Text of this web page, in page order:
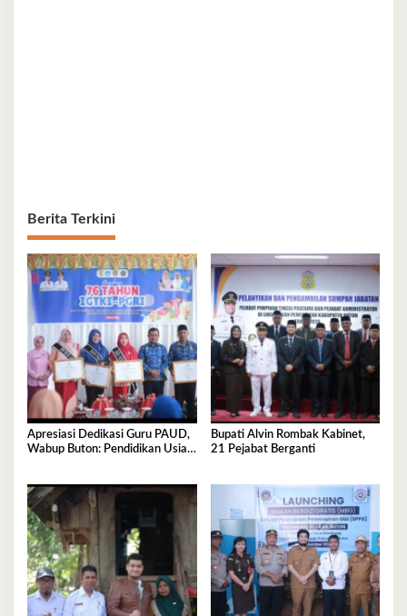
Berita Terkini
Apresiasi Dedikasi Guru PAUD,
Wabup Buton: Pendidikan Usia
Bupati Alvin Rombak Kabinet,
21 Pejabat Berganti